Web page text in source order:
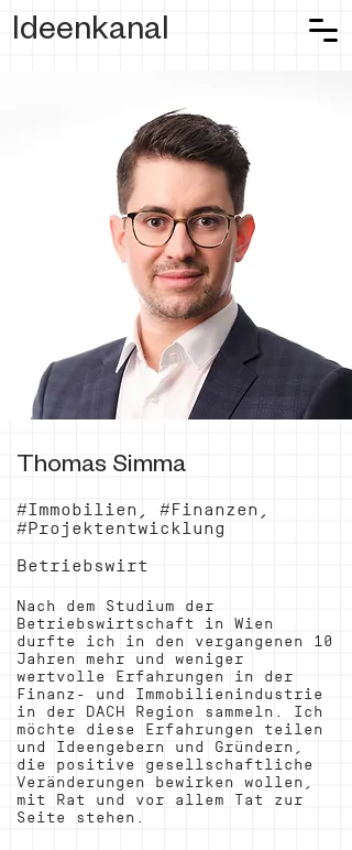
Ideenkanal
Thomas Simma
#Immobilien, #Finanzen,
#Projektentwicklung
Betriebswirt
Nach dem Studium der
Betriebswirtschaft in Wien
durfte ich in den vergangenen 10
Jahren mehr und weniger
wertvolle Erfahrungen in der
Finanz- und Immobilienindustrie
in der DACH Region sammeln. Ich
möchte diese Erfahrungen teilen
und Ideengebern und Gründern,
die positive gesellschaftliche
Veränderungen bewirken wollen,
mit Rat und vor allem Tat zur
Seite stehen.